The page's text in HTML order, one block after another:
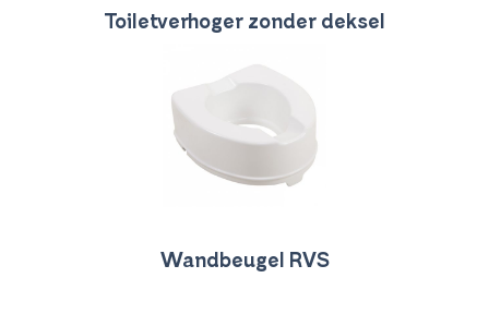
Toiletverhoger zonder deksel
Wandbeugel RVS